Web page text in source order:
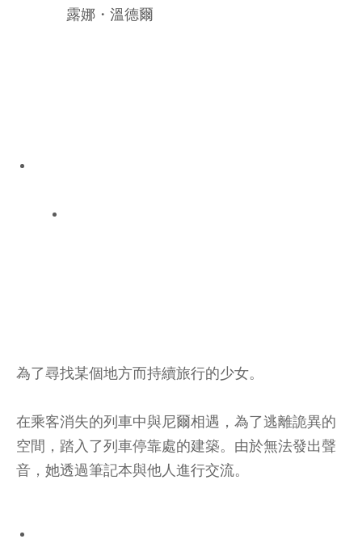
露娜・溫德爾
為了尋找某個地方而持續旅行的少女。
在乘客消失的列車中與尼爾相遇，為了逃離詭異的
空間，踏入了列車停靠處的建築。由於無法發出聲
音，她透過筆記本與他人進行交流。